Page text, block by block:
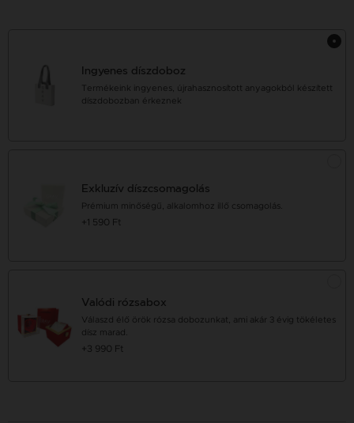
Ingyenes díszdoboz
Termékeink ingyenes, újrahasznosított anyagokból készített
díszdobozban érkeznek
Exkluzív díszcsomagolás
Prémium minőségű, alkalomhoz illő csomagolás.
+1 590 Ft
Valódi rózsabox
Válaszd élő örök rózsa dobozunkat, ami akár 3 évig tökéletes
dísz marad.
+3 990 Ft